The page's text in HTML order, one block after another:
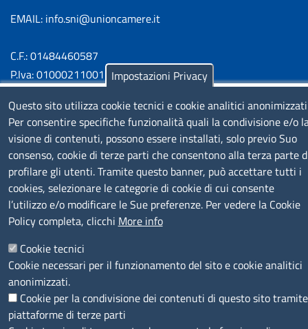
EMAIL: info.sni@unioncamere.it
C.F.: 01484460587
P.Iva: 01000211001
SERVIZIO REALIZZATO DA
SEGUICI SU
MENÙ PRIVACY
Note legali Privacy e cookie policy
Impostazioni Privacy
Questo sito utilizza cookie tecnici e cookie analitici
Per consentire specifiche funzionalità quali la condivisione e/o
visione di contenuti, possono essere installati, solo previo Suo
consenso, cookie di terze parti che consentono alla terza parte
profilare gli utenti. Tramite questo banner, può accettare tutti i
cookies, selezionare le categorie di cookie di cui consente
l’utilizzo e/o modificare le Sue preferenze. Per vedere la Cookie
Policy completa, clicchi More info
Cookie tecnici
Cookie necessari per il funzionamento del sito e cookie analitici
anonimizzati.
Cookie per la condivisione dei contenuti di questo sito tramite
piattaforme di terze parti